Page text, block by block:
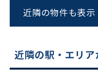
近隣の物件も表示
近隣の駅・エリア